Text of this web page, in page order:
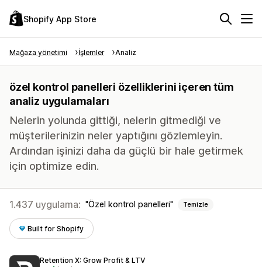
Shopify App Store
Mağaza yönetimi İşlemler Analiz
özel kontrol panelleri özelliklerini içeren tüm
analiz uygulamaları
Nelerin yolunda gittiği, nelerin gitmediği ve
müşterilerinizin neler yaptığını gözlemleyin.
Ardından işinizi daha da güçlü bir hale getirmek
için optimize edin.
1.437 uygulama: Özel kontrol panelleri Temizle
Built for Shopify
Retention X: Grow Profit & LTV